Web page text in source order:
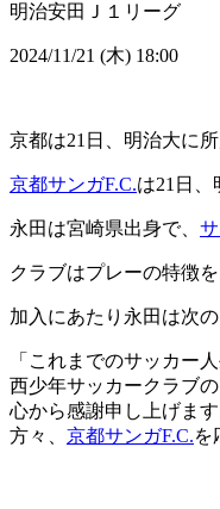
明治安田Ｊ１リーグ
2024/11/21 (木) 18:00
京都は21日、明治大に
京都サンガF.C.は21日、
永田は宮崎県出身で、
クラブはプレーの特徴
加入にあたり永田は次
「これまでのサッカー
西少年サッカークラブ
心から感謝申し上げます
方々、 京都サンガF.C.を